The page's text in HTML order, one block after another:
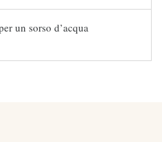
un sorso d’acqua